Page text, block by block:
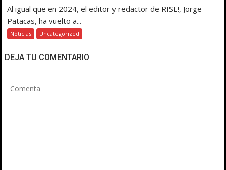
Al igual que en 2024, el editor y redactor de RISE!, Jorge
Patacas, ha vuelto a...
Noticias Uncategorized
DEJA TU COMENTARIO